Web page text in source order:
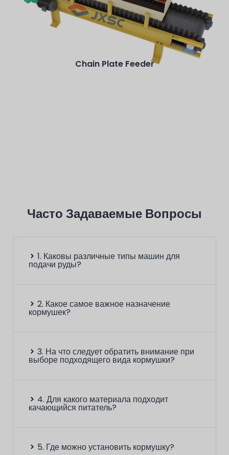
0,5~2,5 т/г.
Подробнее
Chain Plate Feeder
Часто Задаваемые Вопросы
1. Каковы различные типы машин для
подачи руды?
2. Какое самое важное назначение
кормушек?
3. На что следует обратить внимание при
выборе подходящего вида кормушки?
4. Для какого материала подходит
качающийся питатель?
5. Где можно установить кормушку?